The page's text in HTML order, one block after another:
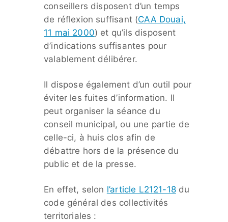
conseillers disposent d’un temps
de réflexion suffisant (CAA Douai,
11 mai 2000) et qu’ils disposent
d’indications suffisantes pour
valablement délibérer.
Il dispose également d’un outil pour
éviter les fuites d’information. Il
peut organiser la séance du
conseil municipal, ou une partie de
celle-ci, à huis clos afin de
débattre hors de la présence du
public et de la presse.
En effet, selon l’article L2121-18 du
code général des collectivités
territoriales :